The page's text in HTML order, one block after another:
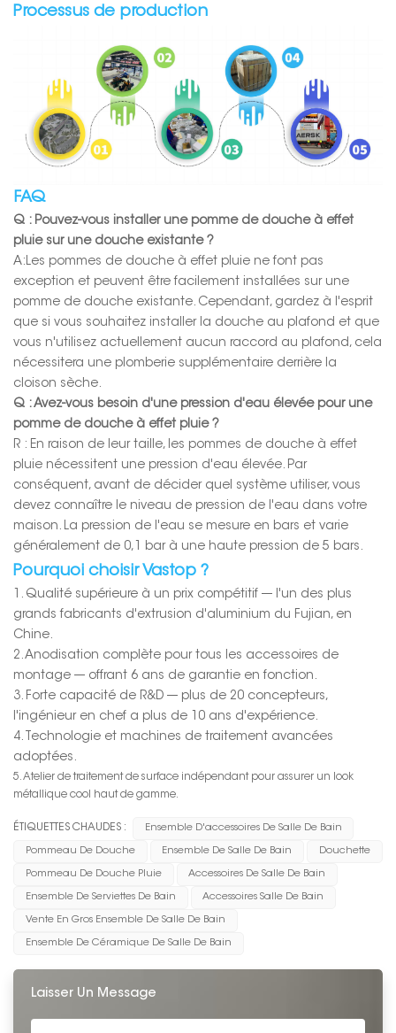
Processus de production
FAQ
Q : Pouvez-vous installer une pomme de douche à effet
pluie sur une douche existante ?
A:Les pommes de douche à effet pluie ne font pas
exception et peuvent être facilement installées sur une
pomme de douche existante. Cependant, gardez à l'esprit
que si vous souhaitez installer la douche au plafond et que
vous n'utilisez actuellement aucun raccord au plafond, cela
nécessitera une plomberie supplémentaire derrière la
cloison sèche.
Q : Avez-vous besoin d'une pression d'eau élevée pour une
pomme de douche à effet pluie ?
R : En raison de leur taille, les pommes de douche à effet
pluie nécessitent une pression d'eau élevée. Par
conséquent, avant de décider quel système utiliser, vous
devez connaître le niveau de pression de l'eau dans votre
maison. La pression de l'eau se mesure en bars et varie
généralement de 0,1 bar à une haute pression de 5 bars.
Pourquoi choisir Vastop ?
1. Qualité supérieure à un prix compétitif --- l'un des plus
grands fabricants d'extrusion d'aluminium du Fujian, en
Chine.
2. Anodisation complète pour tous les accessoires de
montage --- offrant 6 ans de garantie en fonction.
3. Forte capacité de R&D --- plus de 20 concepteurs,
l'ingénieur en chef a plus de 10 ans d'expérience.
4. Technologie et machines de traitement avancées
adoptées.
5. Atelier de traitement de surface indépendant pour assurer un look
métallique cool haut de gamme.
ÉTIQUETTES CHAUDES : Ensemble D'accessoires De Salle De Bain
Pommeau De Douche Ensemble De Salle De Bain Douchette
Pommeau De Douche Pluie Accessoires De Salle De Bain
Ensemble De Serviettes De Bain Accessoires Salle De Bain
Vente En Gros Ensemble De Salle De Bain
Ensemble De Céramique De Salle De Bain
Laisser Un Message